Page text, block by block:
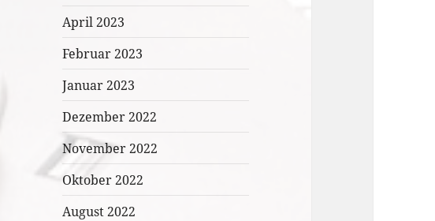
April 2023
Februar 2023
Januar 2023
Dezember 2022
November 2022
Oktober 2022
August 2022